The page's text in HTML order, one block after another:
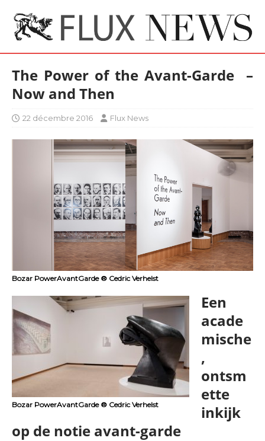
The Power of the Avant-Garde –
Now and Then
22 décembre 2016 Flux News
Bozar PowerAvantGarde ® Cedric Verhelst
Bozar PowerAvantGarde ® Cedric Verhelst
Een
acade
mische
,
ontsm
ette
inkijk
op de notie avant-garde